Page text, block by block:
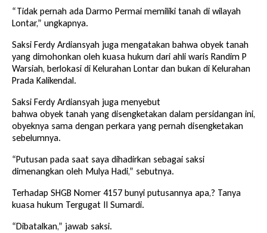
“Tidak pernah ada Darmo Permai memiliki tanah di wilayah
Lontar,” ungkapnya.
Saksi Ferdy Ardiansyah juga mengatakan bahwa obyek tanah
yang dimohonkan oleh kuasa hukum dari ahli waris Randim P
Warsiah, berlokasi di Kelurahan Lontar dan bukan di Kelurahan
Prada Kalikendal.
Saksi Ferdy Ardiansyah juga menyebut
bahwa obyek tanah yang disengketakan dalam persidangan ini,
obyeknya sama dengan perkara yang pernah disengketakan
sebelumnya.
“Putusan pada saat saya dihadirkan sebagai saksi
dimenangkan oleh Mulya Hadi,” sebutnya.
Terhadap SHGB Nomer 4157 bunyi putusannya apa,? Tanya
kuasa hukum Tergugat II Sumardi.
“Dibatalkan,” jawab saksi.